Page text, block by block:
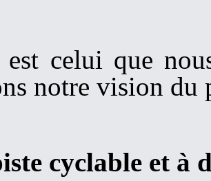
est celui que
notre vision du
cyclable et à